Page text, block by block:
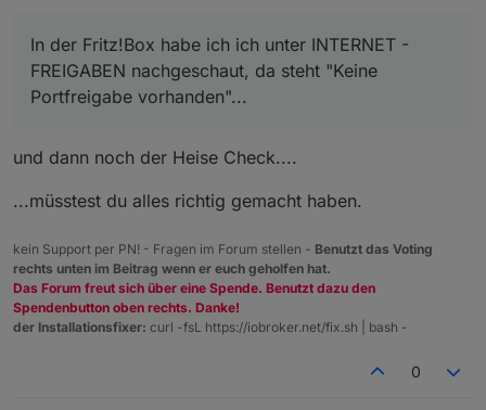
In der Fritz!Box habe ich ich unter INTERNET -
FREIGABEN nachgeschaut, da steht "Keine
Portfreigabe vorhanden"...
und dann noch der Heise Check....
...müsstest du alles richtig gemacht haben.
kein Support per PN! - Fragen im Forum stellen - Benutzt das Voting
rechts unten im Beitrag wenn er euch geholfen hat.
Das Forum freut sich über eine Spende. Benutzt dazu den
Spendenbutton oben rechts. Danke!
der Installationsfixer: curl -fsL https://iobroker.net/fix.sh | bash -
0